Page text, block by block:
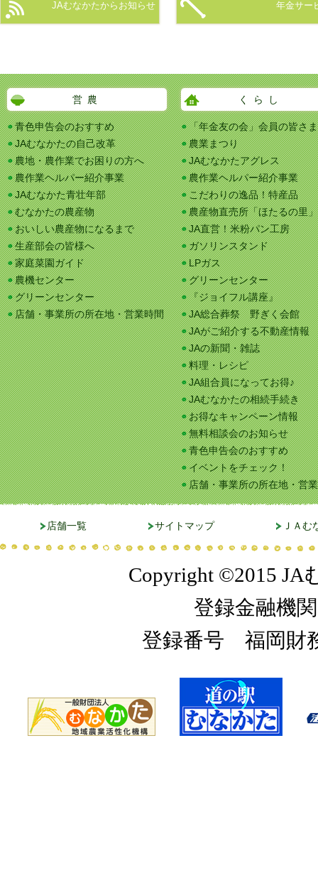
JAむなかたからお知らせ 年金サー
営農
青色申告会のおすすめ
JAむなかたの自己改革
農地・農作業でお困りの方へ
農作業ヘルパー紹介事業
JAむなかた青壮年部
むなかたの農産物
おいしい農産物になるまで
生産部会の皆様へ
家庭菜園ガイド
農機センター
グリーンセンター
店舗・事業所の所在地・営業時間
くらし
「年金友の会」会員の皆さ
農業まつり
JAむなかたアグレス
農作業ヘルパー紹介事業
こだわりの逸品！特産品
農産物直売所「ほたるの里」
JA直営！米粉パン工房
ガソリンスタンド
LPガス
グリーンセンター
『ジョイフル講座』
JA総合葬祭 野ぎく会館
JAがご紹介する不動産情報
JAの新聞・雑誌
料理・レシピ
JA組合員になってお得♪
JAむなかたの相続手続き
お得なキャンペーン情報
無料相談会のお知らせ
青色申告会のおすすめ
イベントをチェック！
店舗・事業所の所在地・営
店舗一覧 サイトマップ ＪＡ
Copyright ©2015 JA
登録金融機
登録番号 福岡財